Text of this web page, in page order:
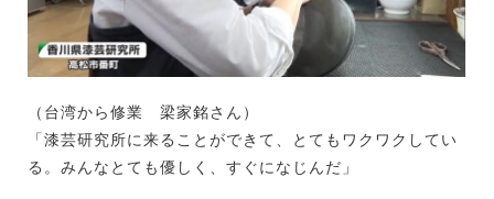
（台湾から修業 梁家銘さん）
「漆芸研究所に来ることができて、とてもワクワクしてい
る。みんなとても優しく、すぐになじんだ」